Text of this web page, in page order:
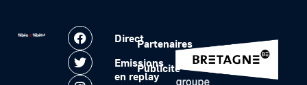
Direct
Emissions
en replay
Partenaires
Publicité